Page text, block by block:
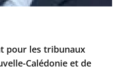
pour les tribunaux
Calédonie et de